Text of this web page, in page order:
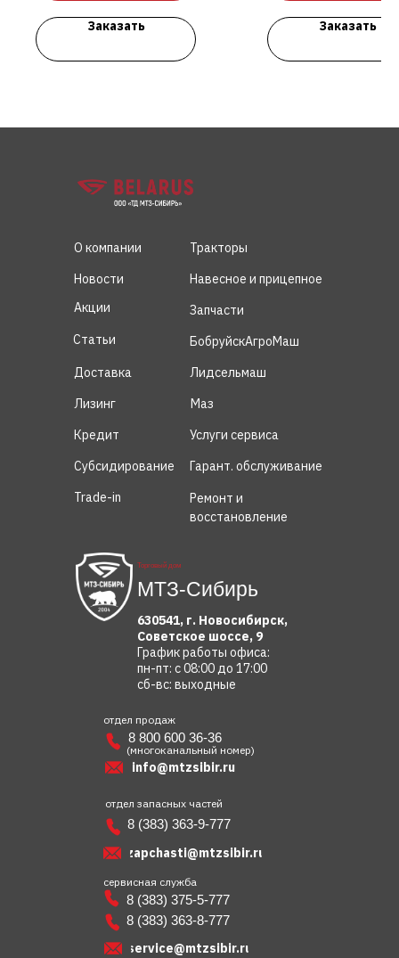
Заказать Заказать
Торговый дом
МТЗ-Сибирь
Акции
Статьи
Новости
Trade-in
Субсидирование
Кредит
Лизинг
Ремонт и
восстановление
Гарант. обслуживание
Услуги сервиса
Доставка
Маз
Лидсельмаш
БобруйскАгроМаш
Запчасти
Навесное и прицепное
Тракторы
О компании
630541, г. Новосибирск,
Советское шоссе, 9
График работы офиса:
пн-пт: с 08:00 до 17:00
сб-вс: выходные
service@mtzsibir.ru
zapchasti@mtzsibir.ru
отдел запасных частей
сервисная служба
info@mtzsibir.ru
8 (383) 375-5-777
отдел продаж
(многоканальный номер)
8 800 600 36-36
8 (383) 363-9-777
8 (383) 363-8-777